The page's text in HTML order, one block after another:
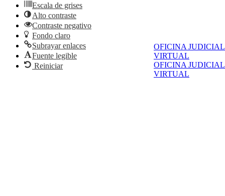
OFICINA JUDICIAL
VIRTUAL
OFICINA JUDICIAL
VIRTUAL
Escala de grises
Alto contraste
Contraste negativo
Fondo claro
Subrayar enlaces
Fuente legible
Reiniciar